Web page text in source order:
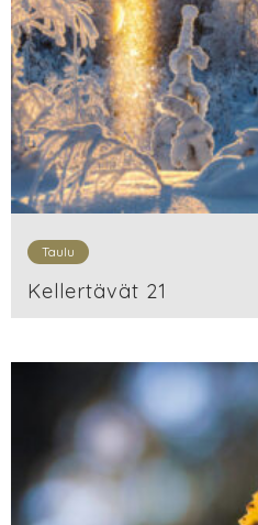
Taulu
Kellertävät 21